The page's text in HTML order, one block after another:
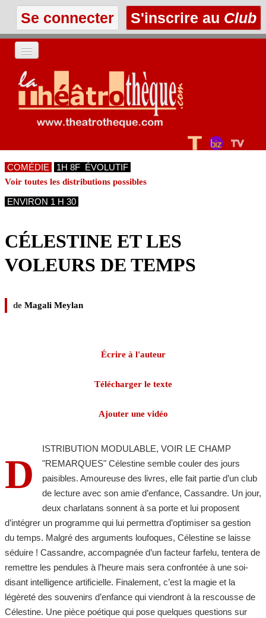
Se connecter S'inscrire au Club
ACCUEIL
LES TEXTES
LES ANNONCES
LE CLUB
COMÉDIE 1H 8F ÉVOLUTIF
Voir toutes les distributions possibles
ENVIRON 1 H 30
CÉLESTINE ET LES
VOLEURS DE TEMPS
de Magali Meylan
Écrire à l'auteur
Télécharger le texte
Ajouter une vidéo
D
ISTRIBUTION MODULABLE, VOIR LE CHAMP
"REMARQUES" Célestine semble couler des jours
paisibles. Amoureuse des livres, elle fait partie d’un club
de lecture avec son amie d’enfance, Cassandre. Un jour,
deux charlatans sonnent à sa porte et lui proposent
d’intégrer un programme qui lui permettra d’optimiser sa gestion
du temps. Malgré des arguments loufoques, Célestine se laisse
séduire ! Cassandre, accompagnée d’un facteur farfelu, tentera de
remettre les pendules à l’heure mais sera confrontée à une soi-
disant intelligence artificielle. Finalement, c’est la magie et la
légèreté des souvenirs d’enfance qui viendront à la rescousse de
Célestine. Une pièce poétique qui pose quelques questions sur